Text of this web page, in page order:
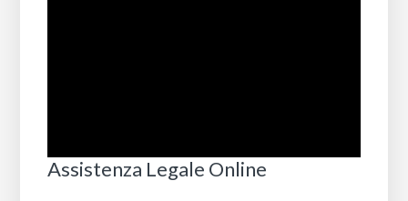
Assistenza Legale Online